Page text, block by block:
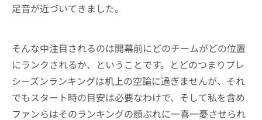
足音が近づいてきました。
そんな中注目されるのは開幕前にどのチームがどの位置
にランクされるか、ということです。とどのつまりプレ
シーズンランキングは机上の空論に過ぎませんが、それ
でもスタート時の目安は必要なわけで、そして私を含め
ファンらはそのランキングの顔ぶれに一喜一憂させられ